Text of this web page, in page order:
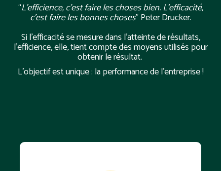
“L’efficience, c’est faire les choses bien. L’efficacité,
c’est faire les bonnes choses” Peter Drucker.
Si l'efficacité se mesure dans l'atteinte de résultats,
l'efficience, elle, tient compte des moyens utilisés pour
obtenir le résultat.
L’objectif est unique : la performance de l’entreprise !